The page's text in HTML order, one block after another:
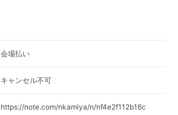
会場払い
キャンセル不可
https://note.com/nkamiya/n/nf4e2f112b16c